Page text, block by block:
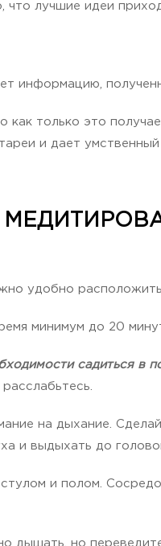
лучшие идеи
информацию,
только это
и дает
удобно
минимум до 20
садиться в
на дыхание.
и выдыхать до
и полом.
дышать, но